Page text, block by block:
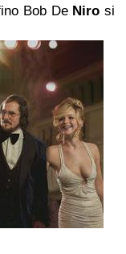
Bob De Niro si